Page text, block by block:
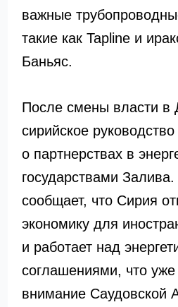
важные
такие как Tapline и
Баньяс.
После смены власти в
сирийское
о партнерствах в
государствами
сообщает, что Сирия
экономику для
и работает над
соглашениями, что
внимание Саудовской